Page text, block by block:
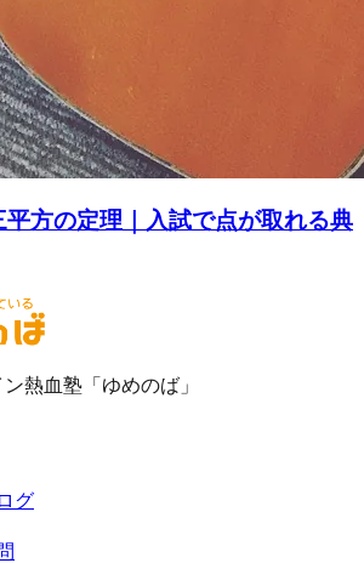
平方の定理｜入試で点が取れる典
熱血塾「ゆめのば」
グ